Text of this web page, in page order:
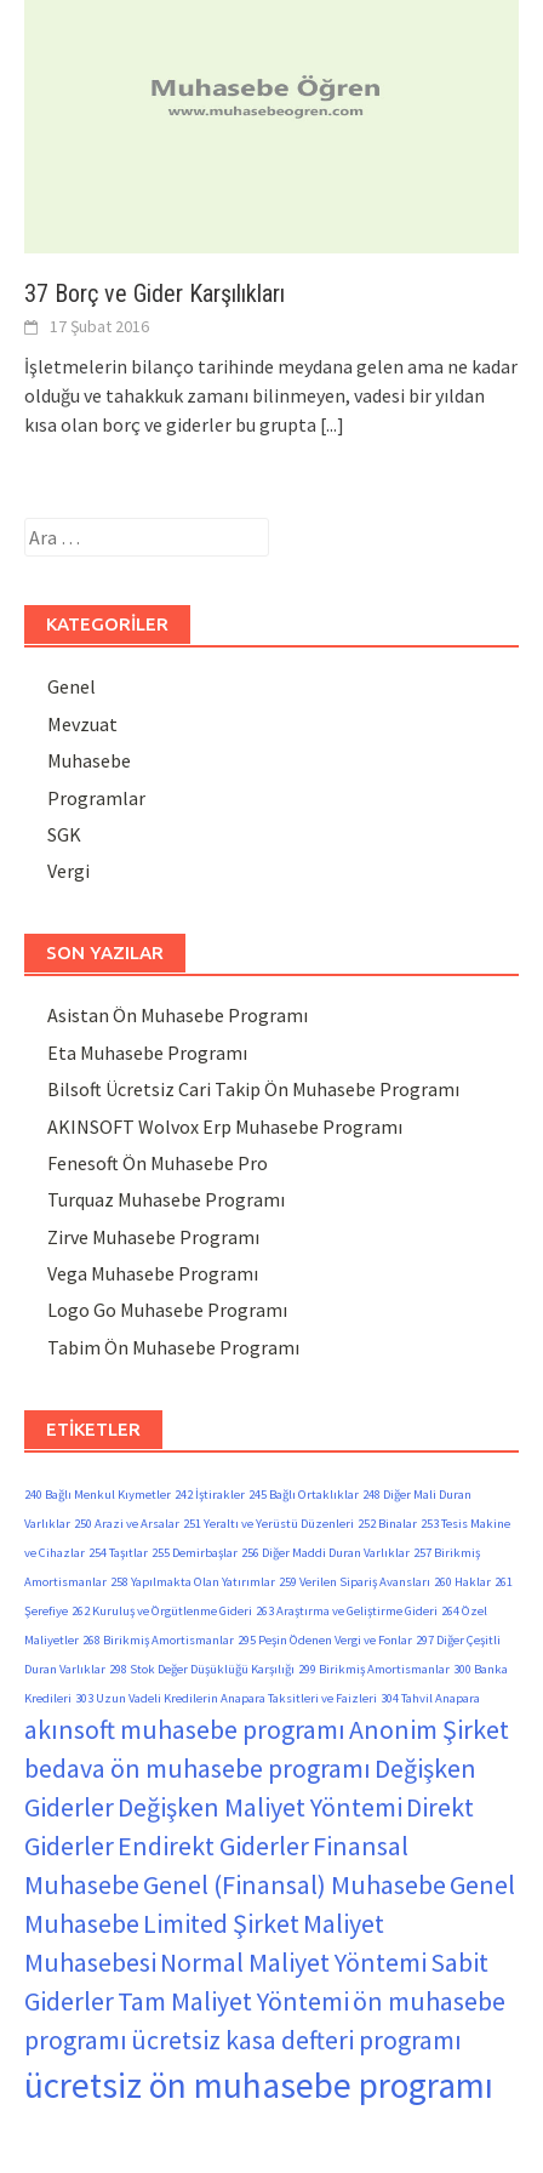
37 Borç ve Gider Karşılıkları
17 Şubat 2016
İşletmelerin bilanço tarihinde meydana gelen ama ne kadar
olduğu ve tahakkuk zamanı bilinmeyen, vadesi bir yıldan
kısa olan borç ve giderler bu grupta [...]
Arama:
KATEGORILER
Genel
Mevzuat
Muhasebe
Programlar
SGK
Vergi
SON YAZILAR
Asistan Ön Muhasebe Programı
Eta Muhasebe Programı
Bilsoft Ücretsiz Cari Takip Ön Muhasebe Programı
AKINSOFT Wolvox Erp Muhasebe Programı
Fenesoft Ön Muhasebe Pro
Turquaz Muhasebe Programı
Zirve Muhasebe Programı
Vega Muhasebe Programı
Logo Go Muhasebe Programı
Tabim Ön Muhasebe Programı
ETIKETLER
240 Bağlı Menkul Kıymetler 242 İştirakler 245 Bağlı Ortaklıklar 248 Diğer Mali Duran
Varlıklar 250 Arazi ve Arsalar 251 Yeraltı ve Yerüstü Düzenleri 252 Binalar 253 Tesis Makine
ve Cihazlar 254 Taşıtlar 255 Demirbaşlar 256 Diğer Maddi Duran Varlıklar 257 Birikmiş
Amortismanlar 258 Yapılmakta Olan Yatırımlar 259 Verilen Sipariş Avansları 260 Haklar 261
Şerefiye 262 Kuruluş ve Örgütlenme Gideri 263 Araştırma ve Geliştirme Gideri 264 Özel
Maliyetler 268 Birikmiş Amortismanlar 295 Peşin Ödenen Vergi ve Fonlar 297 Diğer Çeşitli
Duran Varlıklar 298 Stok Değer Düşüklüğü Karşılığı 299 Birikmiş Amortismanlar 300 Banka
Kredileri 303 Uzun Vadeli Kredilerin Anapara Taksitleri ve Faizleri 304 Tahvil Anapara
akınsoft muhasebe programıAnonim Şirket
bedava ön muhasebe programı Değişken
GiderlerDeğişken Maliyet Yöntemi Direkt
GiderlerEndirekt GiderlerFinansal
MuhasebeGenel (Finansal) MuhasebeGenel
Muhasebe Limited ŞirketMaliyet
Muhasebesi Normal Maliyet YöntemiSabit
GiderlerTam Maliyet Yöntemiön muhasebe
programı ücretsiz kasa defteri programı
ücretsiz ön muhasebe programı